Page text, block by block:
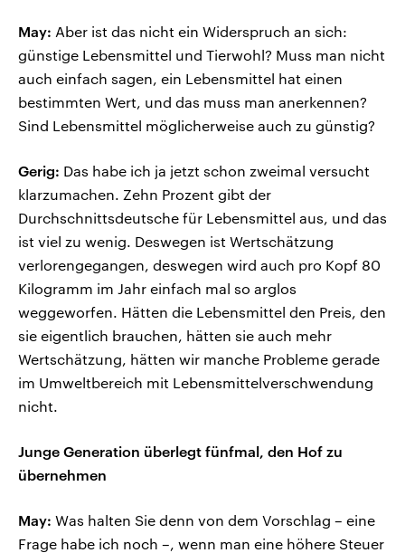
May: Aber ist das nicht ein Widerspruch an sich:
günstige Lebensmittel und Tierwohl? Muss man nicht
auch einfach sagen, ein Lebensmittel hat einen
bestimmten Wert, und das muss man anerkennen?
Sind Lebensmittel möglicherweise auch zu günstig?
Gerig: Das habe ich ja jetzt schon zweimal versucht
klarzumachen. Zehn Prozent gibt der
Durchschnittsdeutsche für Lebensmittel aus, und das
ist viel zu wenig. Deswegen ist Wertschätzung
verlorengegangen, deswegen wird auch pro Kopf 80
Kilogramm im Jahr einfach mal so arglos
weggeworfen. Hätten die Lebensmittel den Preis, den
sie eigentlich brauchen, hätten sie auch mehr
Wertschätzung, hätten wir manche Probleme gerade
im Umweltbereich mit Lebensmittelverschwendung
nicht.
Junge Generation überlegt fünfmal, den Hof zu
übernehmen
May: Was halten Sie denn von dem Vorschlag – eine
Frage habe ich noch –, wenn man eine höhere Steuer